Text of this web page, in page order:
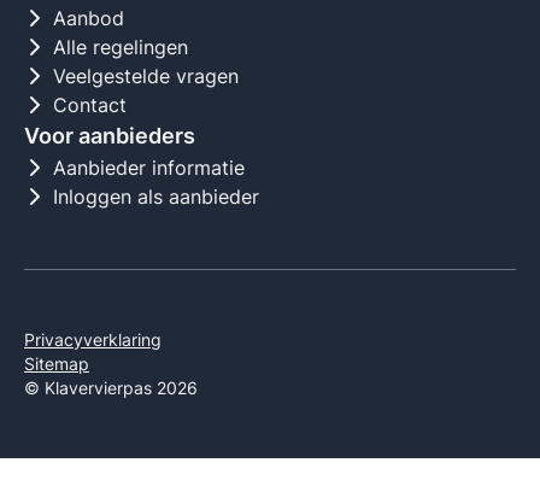
Aanbod
Alle regelingen
Veelgestelde vragen
Contact
Voor aanbieders
Aanbieder informatie
Inloggen als aanbieder
Privacyverklaring
Sitemap
© Klavervierpas 2026